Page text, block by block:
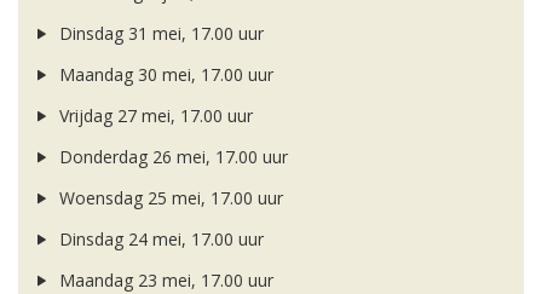
Dinsdag 31 mei, 17.00 uur
Maandag 30 mei, 17.00 uur
Vrijdag 27 mei, 17.00 uur
Donderdag 26 mei, 17.00 uur
Woensdag 25 mei, 17.00 uur
Dinsdag 24 mei, 17.00 uur
Maandag 23 mei, 17.00 uur